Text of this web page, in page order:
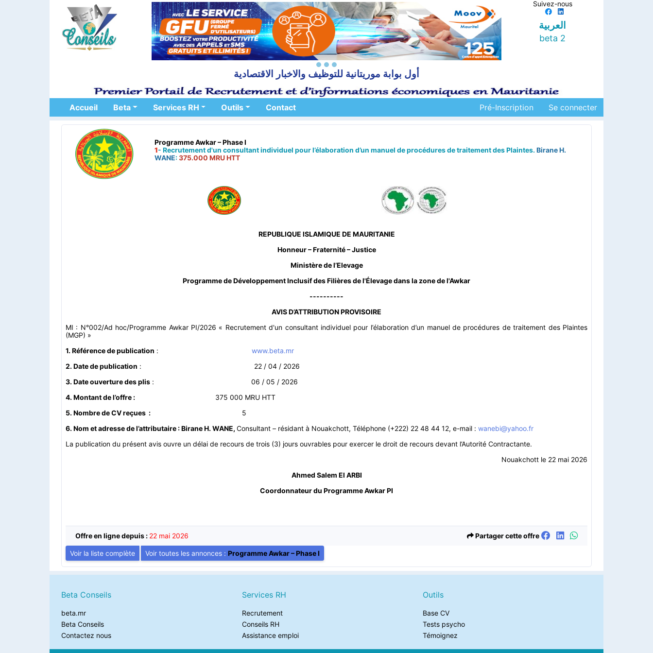
Suivez-nous
العربية
beta 2
أول بوابة موريتانية للتوظيف والاخبار الاقتصادية
Accueil Beta Services RH Outils Contact Pré-Inscription Se connecter
Programme Awkar – Phase I
1- Recrutement d'un consultant individuel pour l’élaboration d’un manuel de procédures de traitement des Plaintes. Birane H.
WANE:375.000 MRU HTT
REPUBLIQUE ISLAMIQUE DE MAURITANIE
Honneur – Fraternité – Justice
Ministère de l’Elevage
Programme de Développement Inclusif des Filières de l'Élevage dans la zone de l'Awkar
----------
AVIS D’ATTRIBUTION PROVISOIRE
MI : N°002/Ad hoc/Programme Awkar PI/2026 « Recrutement d'un consultant individuel pour l’élaboration d’un manuel de procédures de traitement des Plaintes
(MGP) »
1. Référence de publication : www.beta.mr
2. Date de publication : 22 / 04 / 2026
3. Date ouverture des plis : 06 / 05 / 2026
4. Montant de l’offre : 375 000 MRU HTT
5. Nombre de CV reçues :
5
6. Nom et adresse de l’attributaire : Birane H. WANE, Consultant – résidant à Nouakchott, Téléphone (+222) 22 48 44 12, e-mail : wanebi@yahoo.fr
La publication du présent avis ouvre un délai de recours de trois (3) jours ouvrables pour exercer le droit de recours devant l’Autorité Contractante.
Nouakchott le 22 mai 2026
Ahmed Salem El ARBI
Coordonnateur du Programme Awkar PI
Offre en ligne depuis : 22 mai 2026 Partager cette offre
Voir la liste complète Voir toutes les annonces : Programme Awkar – Phase I
Beta Conseils
beta.mr
Beta Conseils
Contactez nous
Services RH
Recrutement
Conseils RH
Assistance emploi
Outils
Base CV
Tests psycho
Témoignez